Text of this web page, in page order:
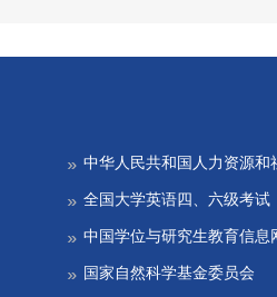
中华人民共和国人力资源和
全国大学英语四、六级考试
中国学位与研究生教育信息
国家自然科学基金委员会